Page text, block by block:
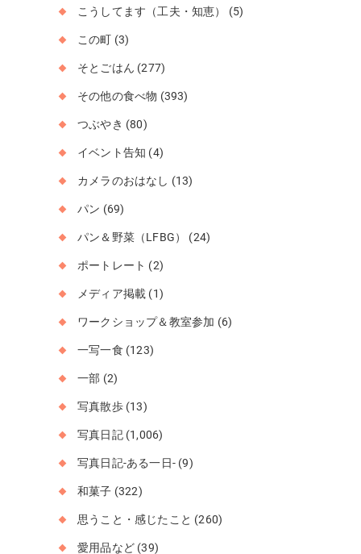
こうしてます（工夫・知恵） (5)
この町 (3)
そとごはん (277)
その他の食べ物 (393)
つぶやき (80)
イベント告知 (4)
カメラのおはなし (13)
パン (69)
パン＆野菜（LFBG） (24)
ポートレート (2)
メディア掲載 (1)
ワークショップ＆教室参加 (6)
一写一食 (123)
一部 (2)
写真散歩(13)
写真日記(1,006)
写真日記-ある一日- (9)
和菓子 (322)
思うこと・感じたこと (260)
愛用品など (39)